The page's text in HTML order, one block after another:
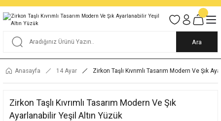
Tüm Alışverişlerde KARGO BEDAVA
Garantili Ve Sigortalı Kargo
Ankara İçi Elden Teslimat İmkanı
24/7 Müşteri Destek Hizmeti
40 Yıllık Güvenin Adresi
Ara
Anasayfa 14 Ayar Zirkon Taşlı Kıvrımlı Tasarım Modern Ve Şık
Zirkon Taşlı Kıvrımlı Tasarım Modern Ve Şık
Ayarlanabilir Yeşil Altın Yüzük